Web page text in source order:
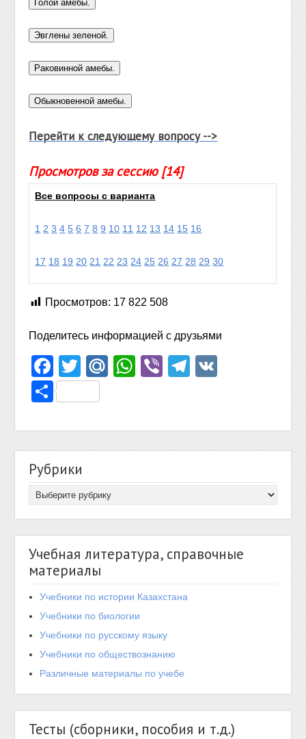
Перейти к следующему вопросу -->
Просмотров за сессию [14]
Все вопросы с варианта
1 2 3 4 5 6 7 8 9 10 11 12 13 14 15 16
17 18 19 20 21 22 23 24 25 26 27 28 29 30
Просмотров: 17 822 508
Поделитесь информацией с друзьями
Facebook
TwitterMail.Ru
WhatsApp
ViberTelegram
Отправить
Рубрики
Учебная литература, справочные
материалы
Учебники по истории Казахстана
Учебники по биологии
Учебники по русскому языку
Учебники по обществознанию
Различные материалы по учебе
Тесты (сборники, пособия и т.д.)